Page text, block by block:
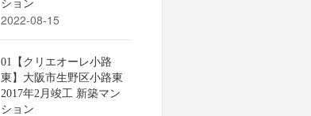
ション
2022-08-15
01【クリエオーレ小路
東】大阪市生野区小路東
2017年2月竣工 新築マン
ション